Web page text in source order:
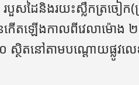
របួសដៃនិងរយះស្លឹកត្រចៀក
នកើតឡើងកាលពីវេលាម៉ោង
២០​ ស្ថិតនៅតាមបណ្ដោយផ្លូវ